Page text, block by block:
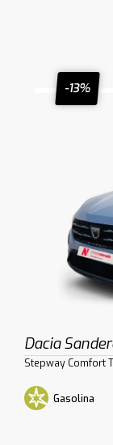
-13%
Dacia
Stepway Comfort
Gasolina